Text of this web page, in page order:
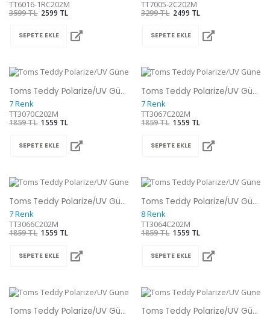
TT6016-1RC202M
3599 TL 2599 TL
SEPETE EKLE
TT7005-2C202M
3299 TL 2499 TL
SEPETE EKLE
Toms Teddy Polarize/UV Güneş Gözlüğü
7 Renk
TT3070C202M
1859 TL 1559 TL
SEPETE EKLE
Toms Teddy Polarize/UV Güneş Gözlüğü
7 Renk
TT3067C202M
1859 TL 1559 TL
SEPETE EKLE
Toms Teddy Polarize/UV Güneş Gözlüğü
7 Renk
TT3066C202M
1859 TL 1559 TL
SEPETE EKLE
Toms Teddy Polarize/UV Güneş Gözlüğü
8 Renk
TT3064C202M
1859 TL 1559 TL
SEPETE EKLE
Toms Teddy Polarize/UV Güneş Gözlüğü Toms Teddy Polarize/UV Güneş Gözlüğü